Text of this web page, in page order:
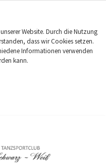
Website. Durch die Nutzung
dass wir Cookies setzen.
Informationen verwenden
kann.